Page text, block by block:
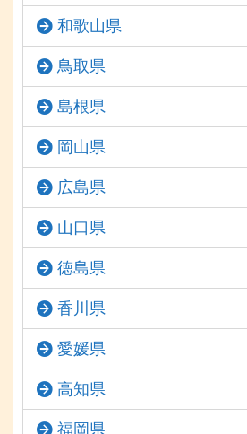
和歌山県
鳥取県
島根県
岡山県
広島県
山口県
徳島県
香川県
愛媛県
高知県
福岡県